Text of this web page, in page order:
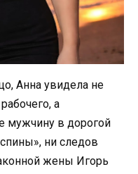
Анна увидела не
а
мужчину в дорогой
ни следов
жены Игорь